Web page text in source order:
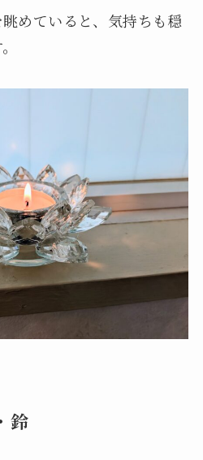
めていると、気持ちも穏
鈴